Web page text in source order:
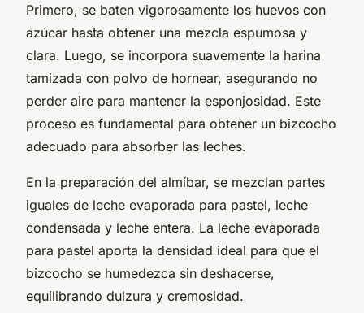
Primero, se baten vigorosamente los huevos con
azúcar hasta obtener una mezcla espumosa y
clara. Luego, se incorpora suavemente la harina
tamizada con polvo de hornear, asegurando no
perder aire para mantener la esponjosidad. Este
proceso es fundamental para obtener un bizcocho
adecuado para absorber las leches.
En la preparación del almíbar, se mezclan partes
iguales de leche evaporada para pastel, leche
condensada y leche entera. La leche evaporada
para pastel aporta la densidad ideal para que el
bizcocho se humedezca sin deshacerse,
equilibrando dulzura y cremosidad.